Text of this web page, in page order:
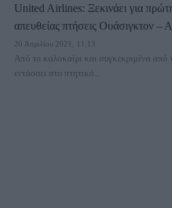
United Airlines: Ξεκινάει για
απευθείας πτήσεις Ουάσιγκτον –
20 Απριλίου 2021, 11:13
Από το καλοκαίρι και συγκεκριμένα
εντάσσει στο πτητικό...